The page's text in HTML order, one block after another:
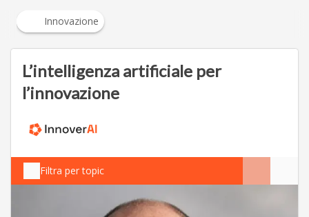
Innovazione
L’intelligenza artificiale per
l’innovazione
Filtra per topic